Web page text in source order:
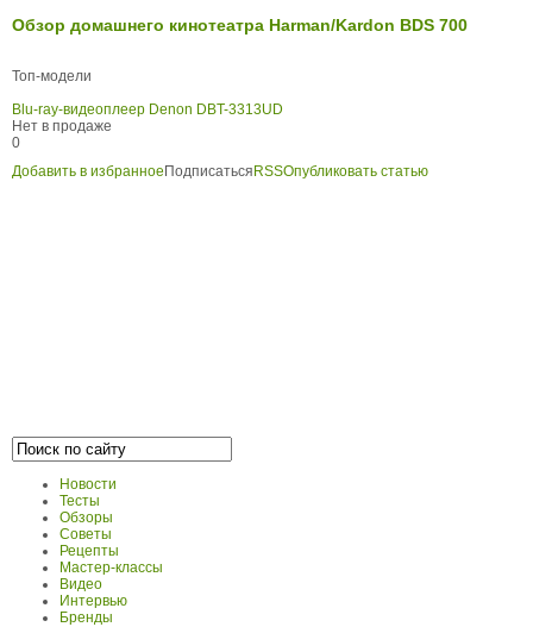
Обзор домашнего кинотеатра Harman/Kardon BDS 700
Топ-модели
Blu-ray-видеоплеер Denon DBT-3313UD
Нет в продаже
0
Добавить в избранное Подписаться RSSОпубликовать статью
Новости
Тесты
Обзоры
Советы
Рецепты
Мастер-классы
Видео
Интервью
Бренды